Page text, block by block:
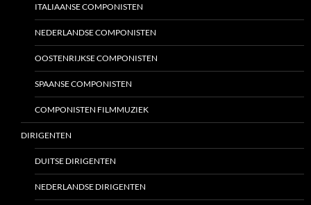
ITALIAANSE COMPONISTEN
NEDERLANDSE COMPONISTEN
OOSTENRIJKSE COMPONISTEN
SPAANSE COMPONISTEN
COMPONISTEN FILMMUZIEK
DIRIGENTEN
DUITSE DIRIGENTEN
NEDERLANDSE DIRIGENTEN